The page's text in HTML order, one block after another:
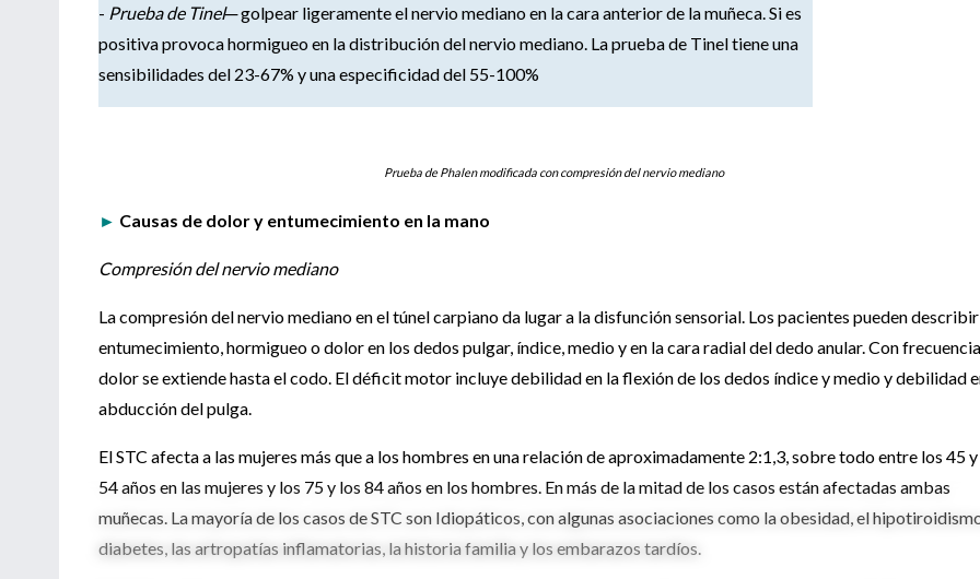
- Prueba de Tinel─golpear ligeramente el nervio mediano en la cara anterior de la muñeca. Si es
positiva provoca hormigueo en la distribución del nervio mediano. La prueba de Tinel tiene una
sensibilidades del 23-67% y una especificidad del 55-100%
Prueba de Phalen modificada con compresión del nervio mediano
► Causas de dolor y entumecimiento en la mano
Compresión del nervio mediano
La compresión del nervio mediano en el túnel carpiano da lugar a la disfunción sensorial. Los pacientes pueden describir
entumecimiento, hormigueo o dolor en los dedos pulgar, índice, medio y en la cara radial del dedo anular. Con
dolor se extiende hasta el codo. El déficit motor incluye debilidad en la flexión de los dedos índice y medio y debilidad
abducción del pulga.
El STC afecta a las mujeres más que a los hombres en una relación de aproximadamente 2:1,3, sobre todo entre los 45
54 años en las mujeres y los 75 y los 84 años en los hombres. En más de la mitad de los casos están afectadas ambas
muñecas. La mayoría de los casos de STC son Idiopáticos, con algunas asociaciones como la obesidad, el
diabetes, las artropatías inflamatorias, la historia familia y los embarazos tardíos.